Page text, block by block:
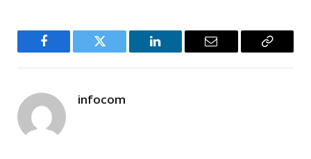
Facebook Twitter LinkedIn Email
Copy
infocom